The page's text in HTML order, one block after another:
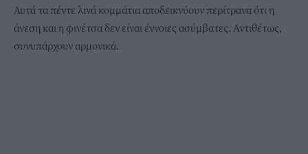
Αυτά τα πέντε λινά κομμάτια αποδεικνύουν περίτρανα ότι η
άνεση και η φινέτσα δεν είναι έννοιες ασύμβατες. Αντιθέτως,
συνυπάρχουν αρμονικά.